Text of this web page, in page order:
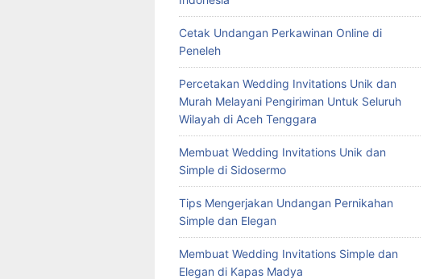
Cetak Undangan Perkawinan Online di
Peneleh
Percetakan Wedding Invitations Unik dan
Murah Melayani Pengiriman Untuk Seluruh
Wilayah di Aceh Tenggara
Membuat Wedding Invitations Unik dan
Simple di Sidosermo
Tips Mengerjakan Undangan Pernikahan
Simple dan Elegan
Membuat Wedding Invitations Simple dan
Elegan di Kapas Madya